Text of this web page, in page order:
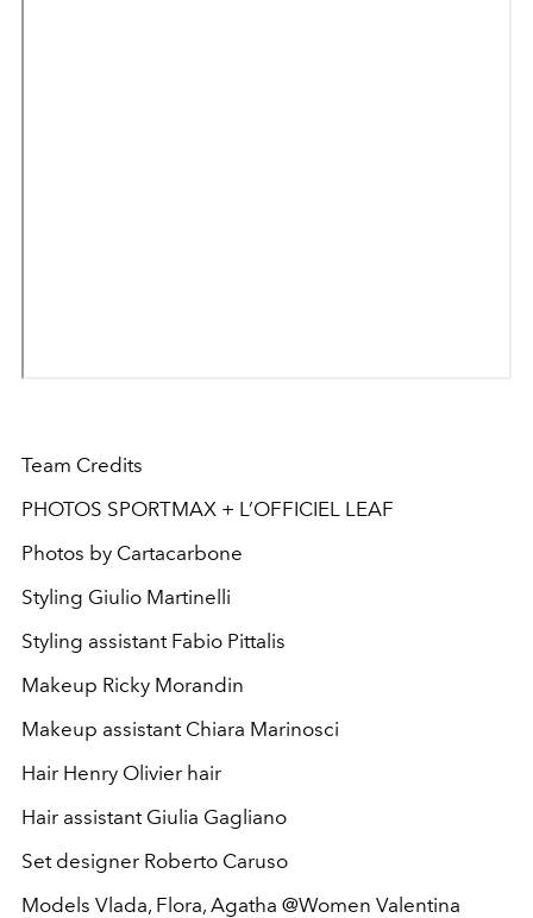
Team Credits
PHOTOS SPORTMAX + L’OFFICIEL LEAF
Photos by Cartacarbone
Styling Giulio Martinelli
Styling assistant Fabio Pittalis
Makeup Ricky Morandin
Makeup assistant Chiara Marinosci
Hair Henry Olivier hair
Hair assistant Giulia Gagliano
Set designer Roberto Caruso
Models Vlada, Flora, Agatha @Women Valentina